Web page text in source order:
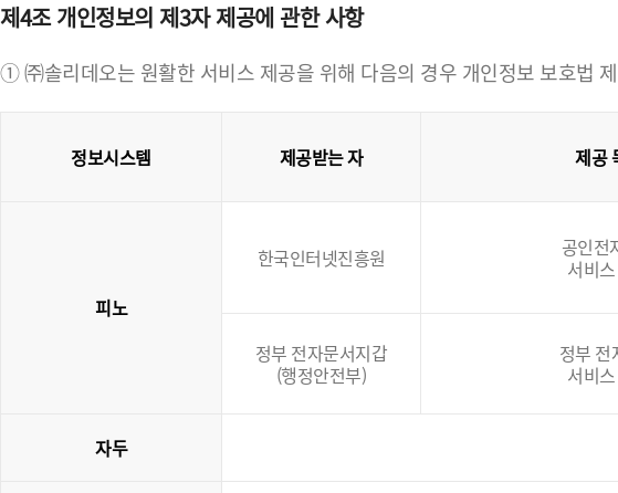
제4조 개인정보의 제3자 제공에 관한 사항
① ㈜솔리데오는 원활한 서비스 제공을 위해 다음의 경우 개인정보 보호법
정보시스템 제공받는 자 제공
피노
한국인터넷진흥원
공인전
서비
정부 전자문서지갑
(행정안전부)
정부 전
서비
자두